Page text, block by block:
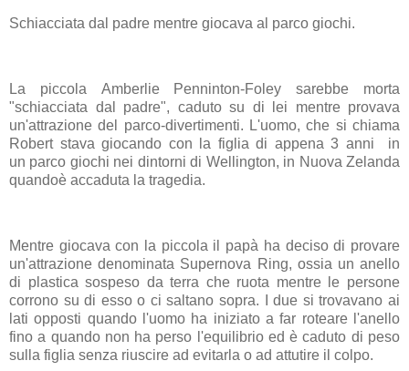
Schiacciata dal padre mentre giocava al parco giochi.
La piccola Amberlie Penninton-Foley sarebbe morta
"schiacciata dal padre", caduto su di lei mentre provava
un'attrazione del parco-divertimenti. L'uomo, che si chiama
Robert stava giocando con la figlia di appena 3 anni
in
un parco giochi nei dintorni di Wellington, in Nuova Zelanda
quandoè accaduta la tragedia.
Mentre giocava con la piccola il papà ha deciso di provare
un'attrazione denominata Supernova Ring, ossia un anello
di plastica sospeso da terra che ruota mentre le persone
corrono su di esso o ci saltano sopra. I due si trovavano ai
lati opposti quando l'uomo ha iniziato a far roteare l'anello
fino a quando non ha perso l'equilibrio ed è caduto di peso
sulla figlia senza riuscire ad evitarla o ad attutire il colpo.